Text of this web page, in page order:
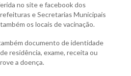
no site e facebook dos
e Secretarias Municipais
os locais de vacinação.
documento de identidade
residência, exame, receita ou
a doença.